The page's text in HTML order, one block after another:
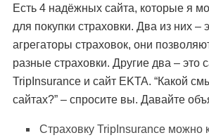
Есть 4 надёжных сайта, которые я
для покупки страховки. Два из них –
агрегаторы страховок, они
разные страховки. Другие два – это
TripInsurance и сайт EKTA. “Какой
сайтах?” – спросите вы. Давайте
Страховку TripInsurance можно